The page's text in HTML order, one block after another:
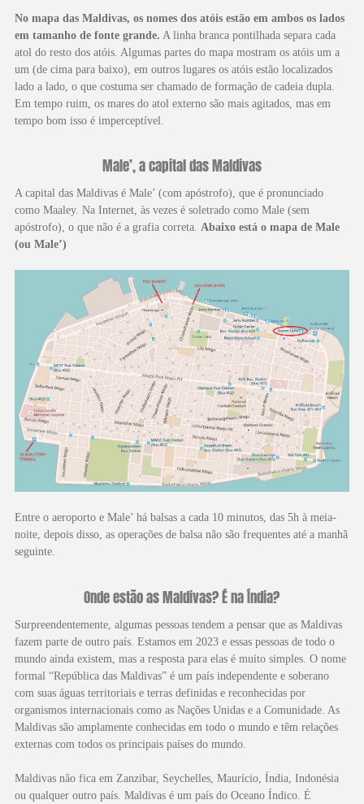
No mapa das Maldivas, os nomes dos atóis estão em ambos os lados
em tamanho de fonte grande. A linha branca pontilhada separa cada
atol do resto dos atóis. Algumas partes do mapa mostram os atóis um a
um (de cima para baixo), em outros lugares os atóis estão localizados
lado a lado, o que costuma ser chamado de formação de cadeia dupla.
Em tempo ruim, os mares do atol externo são mais agitados, mas em
tempo bom isso é imperceptível.
Male’, a capital das Maldivas
A capital das Maldivas é Male’ (com apóstrofo), que é pronunciado
como Maaley. Na Internet, às vezes é soletrado como Male (sem
apóstrofo), o que não é a grafia correta. Abaixo está o mapa de Male
(ou Male’)
Entre o aeroporto e Male’ há balsas a cada 10 minutos, das 5h à meia-
noite, depois disso, as operações de balsa não são frequentes até a manhã
seguinte.
Onde estão as Maldivas? É na Índia?
Surpreendentemente, algumas pessoas tendem a pensar que as Maldivas
fazem parte de outro país. Estamos em 2023 e essas pessoas de todo o
mundo ainda existem, mas a resposta para elas é muito simples. O nome
formal “República das Maldivas” é um país independente e soberano
com suas águas territoriais e terras definidas e reconhecidas por
organismos internacionais como as Nações Unidas e a Comunidade. As
Maldivas são amplamente conhecidas em todo o mundo e têm relações
externas com todos os principais países do mundo.
Maldivas não fica em Zanzibar, Seychelles, Maurício, Índia, Indonésia
ou qualquer outro país. Maldivas é um país do Oceano Índico. É